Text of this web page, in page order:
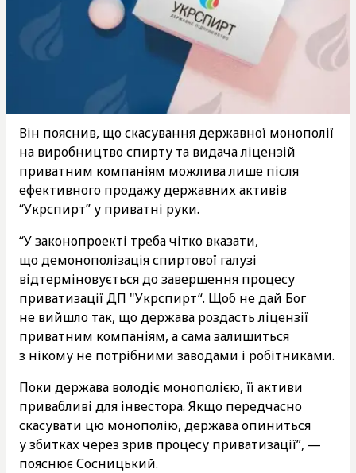
Він пояснив, що скасування державної монополії
на виробництво спирту та видача ліцензій
приватним компаніям можлива лише після
ефективного продажу державних активів
“Укрспирт” у приватні руки.
“У законопроекті треба чітко вказати,
що демонополізація спиртової галузі
відтерміновується до завершення процесу
приватизації ДП "Укрспирт“. Щоб не дай Бог
не вийшло так, що держава роздасть ліцензії
приватним компаніям, а сама залишиться
з нікому не потрібними заводами і робітниками.
Поки держава володіє монополією, її активи
привабливі для інвестора. Якщо передчасно
скасувати цю монополію, держава опиниться
у збитках через зрив процесу приватизації”, —
пояснює Сосницький.